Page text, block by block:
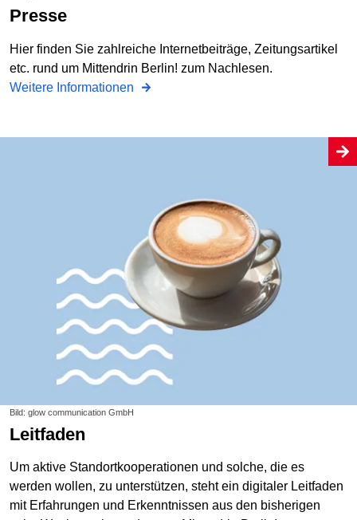
Presse
Hier finden Sie zahlreiche Internetbeiträge, Zeitungsartikel
etc. rund um Mittendrin Berlin! zum Nachlesen.
Weitere Informationen
Bild: glow communication GmbH
Leitfaden
Um aktive Standortkooperationen und solche, die es
werden wollen, zu unterstützen, steht ein digitaler Leitfaden
mit Erfahrungen und Erkenntnissen aus den bisherigen